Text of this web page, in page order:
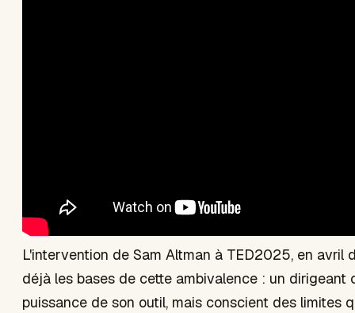
L'intervention de Sam Altman à TED2025, en avril
déjà les bases de cette ambivalence : un dirigeant
puissance de son outil, mais conscient des limites